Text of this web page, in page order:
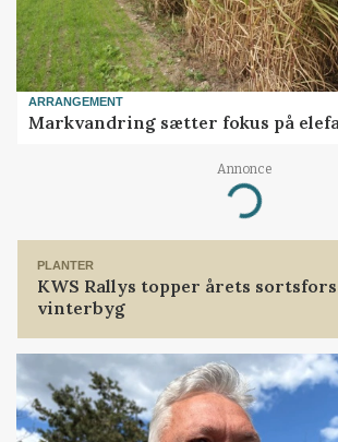
ARRANGEMENT
Markvandring sætter fokus på
Annonce
Loading...
PLANTER
KWS Rallys topper årets
vinterbyg